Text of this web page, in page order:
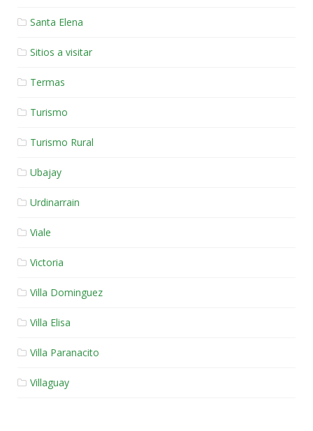
Santa Elena
Sitios a visitar
Termas
Turismo
Turismo Rural
Ubajay
Urdinarrain
Viale
Victoria
Villa Dominguez
Villa Elisa
Villa Paranacito
Villaguay